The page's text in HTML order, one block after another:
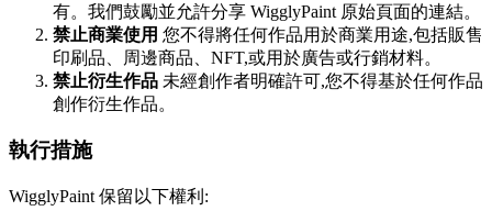
有。我們鼓勵並允許分享 WigglyPaint 原始頁面的連結。
禁止商業使用 您不得將任何作品用於商業用途,包括販售
印刷品、周邊商品、NFT,或用於廣告或行銷材料。
禁止衍生作品 未經創作者明確許可,您不得基於任何作品
創作衍生作品。
執行措施
WigglyPaint 保留以下權利: